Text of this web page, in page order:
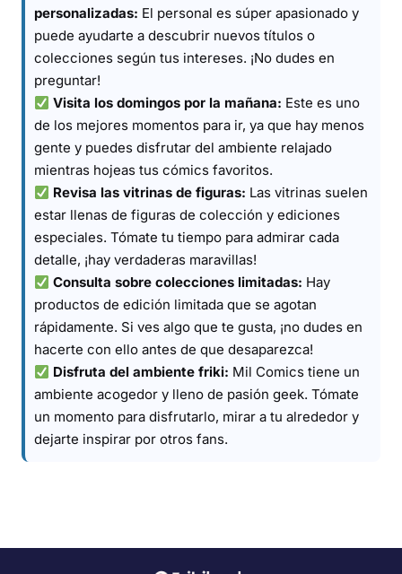
personalizadas: El personal es súper apasionado y
puede ayudarte a descubrir nuevos títulos o
colecciones según tus intereses. ¡No dudes en
preguntar!
Visita los domingos por la mañana: Este es uno
de los mejores momentos para ir, ya que hay menos
gente y puedes disfrutar del ambiente relajado
mientras hojeas tus cómics favoritos.
Revisa las vitrinas de figuras: Las vitrinas suelen
estar llenas de figuras de colección y ediciones
especiales. Tómate tu tiempo para admirar cada
detalle, ¡hay verdaderas maravillas!
Consulta sobre colecciones limitadas: Hay
productos de edición limitada que se agotan
rápidamente. Si ves algo que te gusta, ¡no dudes en
hacerte con ello antes de que desaparezca!
Disfruta del ambiente friki: Mil Comics tiene un
ambiente acogedor y lleno de pasión geek. Tómate
un momento para disfrutarlo, mirar a tu alrededor y
dejarte inspirar por otros fans.